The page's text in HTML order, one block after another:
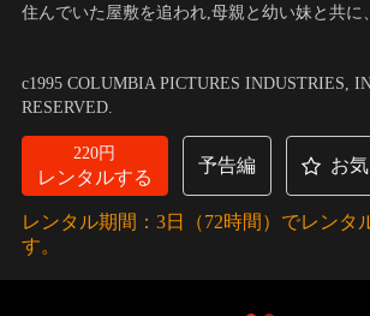
住んでいた屋敷を追われ,母親と幼い妹と共に
ン大佐に思いを寄せられていたが、当の本人
で…。
c1995 COLUMBIA PICTURES INDUSTRIES,
RESERVED.
220円
レンタルする
予告編 お
レンタル期間：3日（72時間）でレンタ
す。